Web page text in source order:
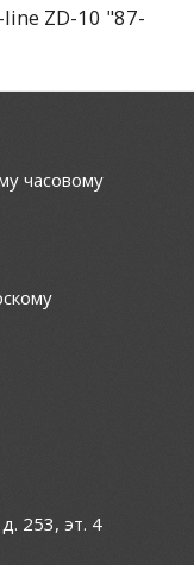
ZD-10 "87-
часовому
253, эт. 4